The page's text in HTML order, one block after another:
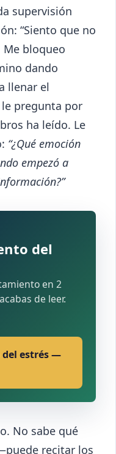
supervisión
“Siento que no
bloqueo
dando
llenar el
le pregunta por
ha leído. Le
“¿Qué emoción
empezó a
del
en 2
de leer.
estrés —
No sabe qué
recitar los